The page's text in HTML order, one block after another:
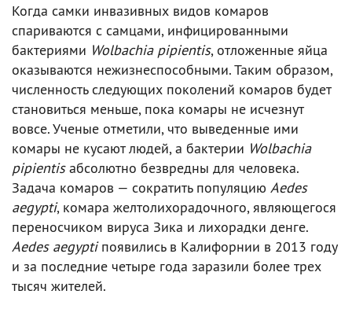
Когда самки инвазивных видов комаров
спариваются с самцами, инфицированными
бактериями Wolbachia pipientis, отложенные яйца
оказываются нежизнеспособными. Таким образом,
численность следующих поколений комаров будет
становиться меньше, пока комары не исчезнут
вовсе. Ученые отметили, что выведенные ими
комары не кусают людей, а бактерии Wolbachia
pipientisабсолютно безвредны для человека.
Задача комаров — сократить популяцию Aedes
aegypti, комара желтолихорадочного, являющегося
переносчиком вируса Зика и лихорадки денге.
Aedes aegyptiпоявились в Калифорнии в 2013 году
и за последние четыре года заразили более трех
тысяч жителей.